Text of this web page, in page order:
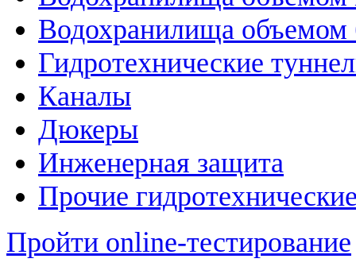
Водохранилища объемом
Гидротехнические
Каналы
Дюкеры
Инженерная защита
Прочие
Пройти online-тестирование